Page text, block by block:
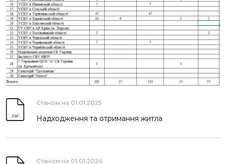
Станом на 01.01.2025
Надходження та отримання житла
Станом на 01.01.2024